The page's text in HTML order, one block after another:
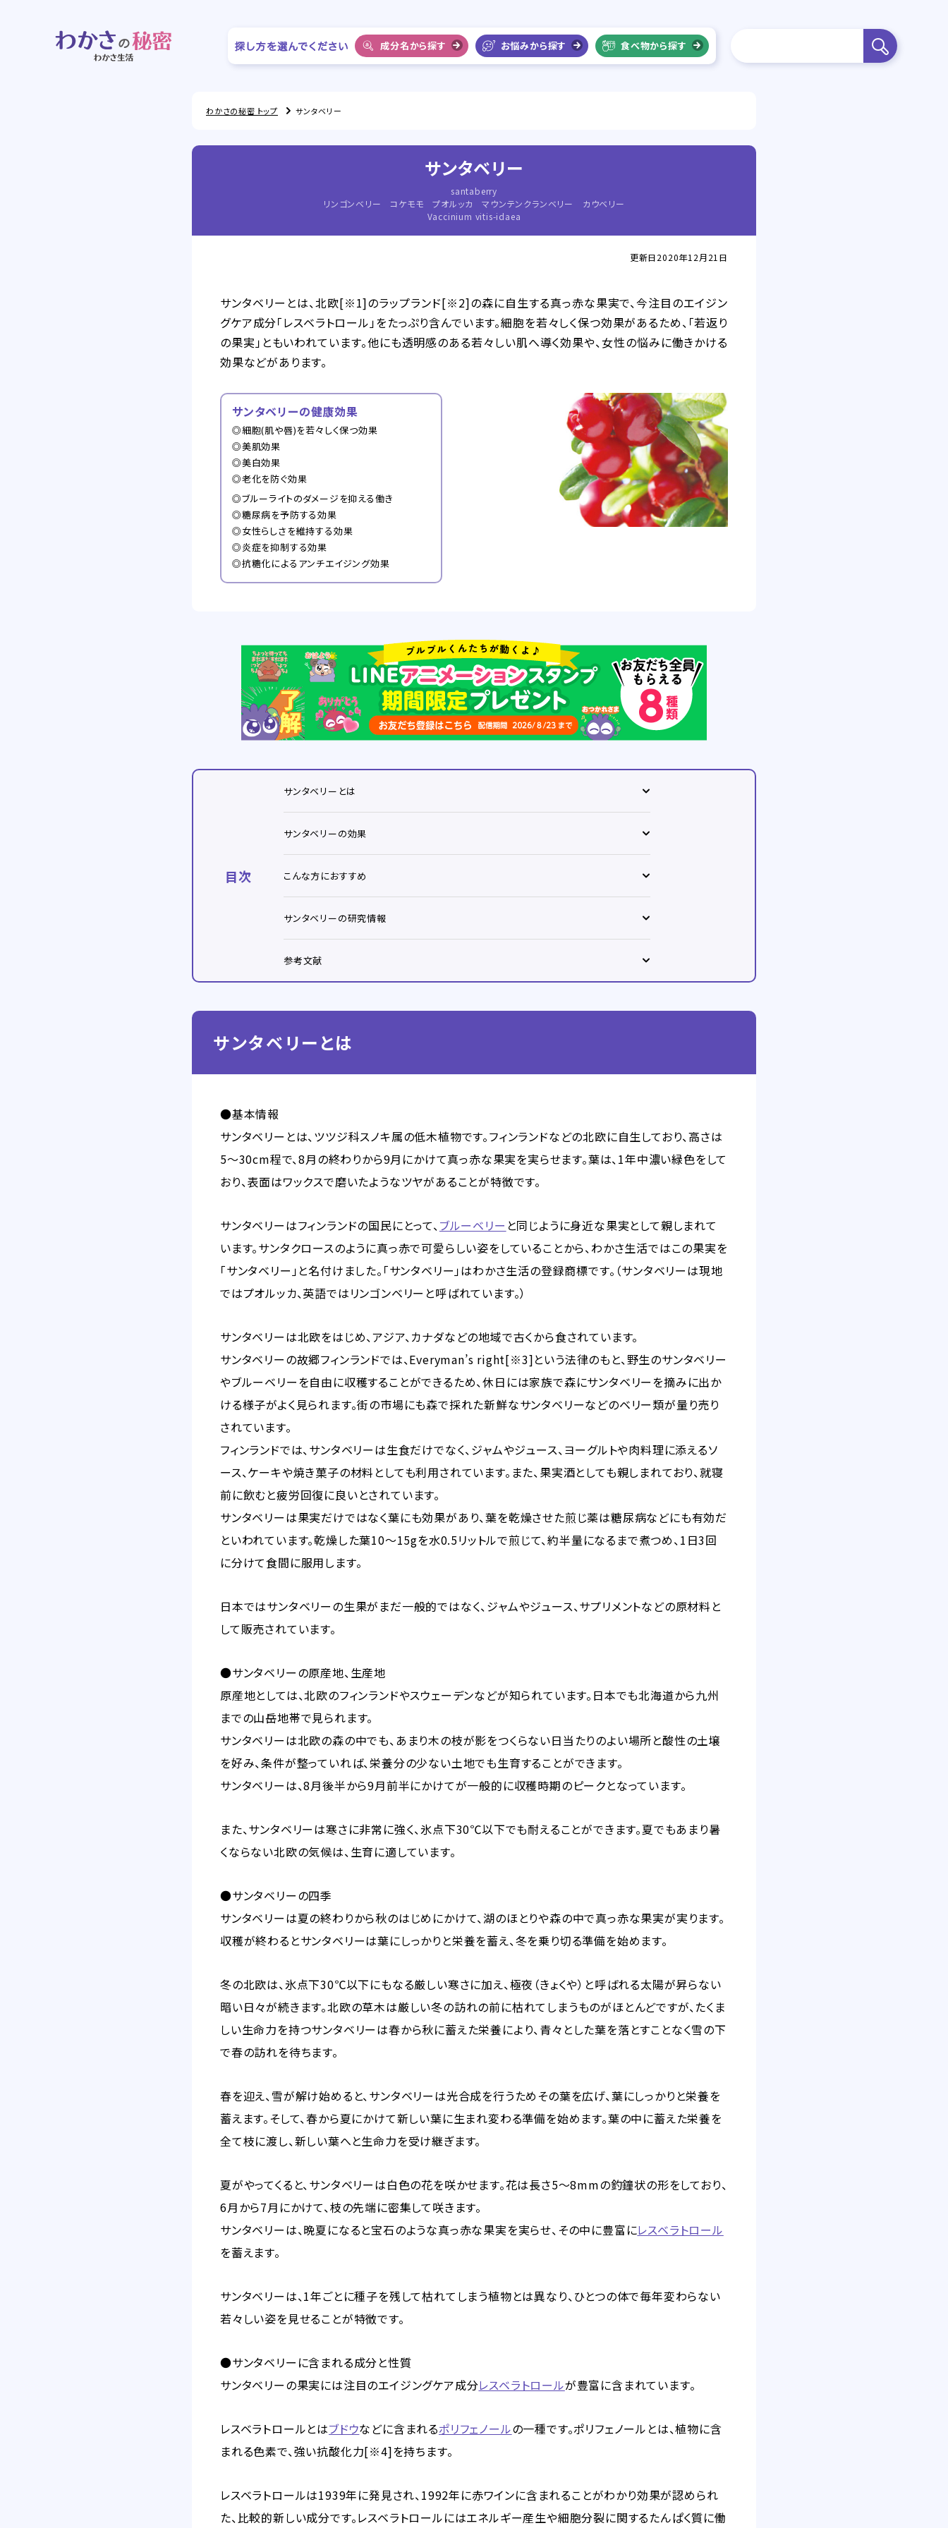
成分名から探す お悩みから探す 食べ物から探す
わかさの秘密 トップ サンタベリー
サンタベリー
santaberry
リンゴンベリー コケモモ プオルッカ マウンテンクランベリー カウベリー
Vaccinium vitis-idaea
更新日2020年12月21日
サンタベリーとは、北欧[※1]のラップランド[※2]の森に自生する真っ赤な果実で、今注目のエイジン
グケア成分「レスベラトロール」をたっぷり含んでいます。細胞を若々しく保つ効果があるため、「若返り
の果実」ともいわれています。他にも透明感のある若々しい肌へ導く効果や、女性の悩みに働きかける
効果などがあります。
サンタベリーの健康効果
◎細胞(肌や唇)を若々しく保つ効果
◎美肌効果
◎美白効果
◎老化を防ぐ効果
◎ブルーライトのダメージを抑える働き
◎糖尿病を予防する効果
◎女性らしさを維持する効果
◎炎症を抑制する効果
◎抗糖化によるアンチエイジング効果
目次
サンタベリーとは
サンタベリーの効果
こんな方におすすめ
サンタベリーの研究情報
参考文献
サンタベリーとは
●基本情報
サンタベリーとは、ツツジ科スノキ属の低木植物です。フィンランドなどの北欧に自生しており、高さは
5～30cm程で、8月の終わりから9月にかけて真っ赤な果実を実らせます。葉は、1年中濃い緑色をして
おり、表面はワックスで磨いたようなツヤがあることが特徴です。
サンタベリーはフィンランドの国民にとって、ブルーベリー と同じように身近な果実として親しまれて
います。サンタクロースのように真っ赤で可愛らしい姿をしていることから、わかさ生活ではこの果実を
「サンタベリー」と名付けました。「サンタベリー」はわかさ生活の登録商標です。（サンタベリーは現地
ではプオルッカ、英語ではリンゴンベリーと呼ばれています。）
サンタベリーは北欧をはじめ、アジア、カナダなどの地域で古くから食されています。
サンタベリーの故郷フィンランドでは、Everyman’s right[※3]という法律のもと、野生のサンタベリー
やブルーベリーを自由に収穫することができるため、休日には家族で森にサンタベリーを摘みに出か
ける様子がよく見られます。街の市場にも森で採れた新鮮なサンタベリーなどのベリー類が量り売り
されています。
フィンランドでは、サンタベリーは生食だけでなく、ジャムやジュース、ヨーグルトや肉料理に添えるソ
ース、ケーキや焼き菓子の材料としても利用されています。また、果実酒としても親しまれており、就寝
前に飲むと疲労回復に良いとされています。
サンタベリーは果実だけではなく葉にも効果があり、葉を乾燥させた煎じ薬は糖尿病などにも有効だ
といわれています。乾燥した葉10～15gを水0.5リットルで煎じて、約半量になるまで煮つめ、1日3回
に分けて食間に服用します。
日本ではサンタベリーの生果がまだ一般的ではなく、ジャムやジュース、サプリメントなどの原材料と
して販売されています。
●サンタベリーの原産地、生産地
原産地としては、北欧のフィンランドやスウェーデンなどが知られています。日本でも北海道から九州
までの山岳地帯で見られます。
サンタベリーは北欧の森の中でも、あまり木の枝が影をつくらない日当たりのよい場所と酸性の土壌
を好み、条件が整っていれば、栄養分の少ない土地でも生育することができます。
サンタベリーは、8月後半から9月前半にかけてが一般的に収穫時期のピークとなっています。
また、サンタベリーは寒さに非常に強く、氷点下30℃以下でも耐えることができます。夏でもあまり暑
くならない北欧の気候は、生育に適しています。
●サンタベリーの四季
サンタベリーは夏の終わりから秋のはじめにかけて、湖のほとりや森の中で真っ赤な果実が実ります。
収穫が終わるとサンタベリーは葉にしっかりと栄養を蓄え、冬を乗り切る準備を始めます。
冬の北欧は、氷点下30℃以下にもなる厳しい寒さに加え、極夜（きょくや）と呼ばれる太陽が昇らない
暗い日々が続きます。北欧の草木は厳しい冬の訪れの前に枯れてしまうものがほとんどですが、たくま
しい生命力を持つサンタベリーは春から秋に蓄えた栄養により、青々とした葉を落とすことなく雪の下
で春の訪れを待ちます。
春を迎え、雪が解け始めると、サンタベリーは光合成を行うためその葉を広げ、葉にしっかりと栄養を
蓄えます。そして、春から夏にかけて新しい葉に生まれ変わる準備を始めます。葉の中に蓄えた栄養を
全て枝に渡し、新しい葉へと生命力を受け継ぎます。
夏がやってくると、サンタベリーは白色の花を咲かせます。花は長さ5～8mmの釣鐘状の形をしており、
6月から7月にかけて、枝の先端に密集して咲きます。
サンタベリーは、晩夏になると宝石のような真っ赤な果実を実らせ、その中に豊富にレスベラトロール
を蓄えます。
サンタベリーは、1年ごとに種子を残して枯れてしまう植物とは異なり、ひとつの体で毎年変わらない
若々しい姿を見せることが特徴です。
●サンタベリーに含まれる成分と性質
サンタベリーの果実には注目のエイジングケア成分レスベラトロールが豊富に含まれています。
レスベラトロールとはブドウなどに含まれるポリフェノールの一種です。ポリフェノールとは、植物に含
まれる色素で、強い抗酸化力[※4]を持ちます。
レスベラトロールは1939年に発見され、1992年に赤ワインに含まれることがわかり効果が認められ
た、比較的新しい成分です。レスベラトロールにはエネルギー産生や細胞分裂に関するたんぱく質に働